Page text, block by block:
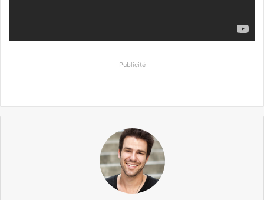
Publicité